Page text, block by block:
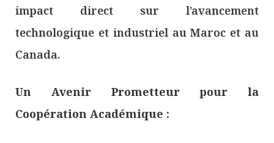
impact direct sur l’avancement
technologique et industriel au Maroc et au
Canada.
Un Avenir Prometteur pour la
Coopération Académique :